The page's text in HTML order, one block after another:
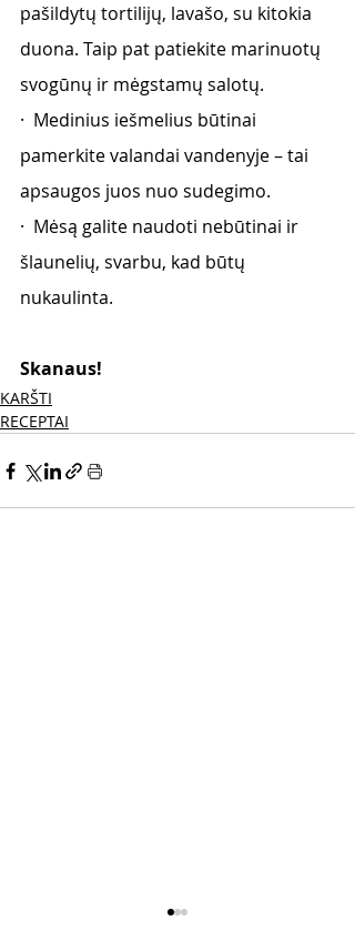
pašildytų tortilijų, lavašo, su kitokia
duona. Taip pat patiekite marinuotų
svogūnų ir mėgstamų salotų.
·  Medinius iešmelius būtinai
pamerkite valandai vandenyje – tai
apsaugos juos nuo sudegimo.
·  Mėsą galite naudoti nebūtinai ir
šlaunelių, svarbu, kad būtų
nukaulinta.
Skanaus!
KARŠTI
RECEPTAI